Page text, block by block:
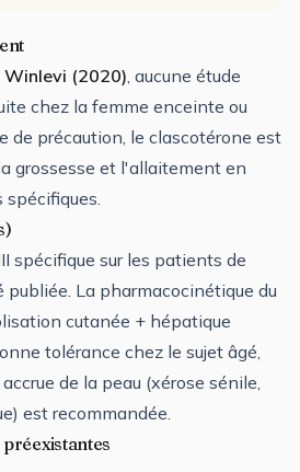
Winlevi (2020), aucune étude
chez la femme enceinte ou
de précaution, le clascotérone est
grossesse et l'allaitement en
spécifiques.
spécifique sur les patients de
La pharmacocinétique du
cutanée + hépatique
tolérance chez le sujet âgé,
de la peau (xérose sénile,
est recommandée.